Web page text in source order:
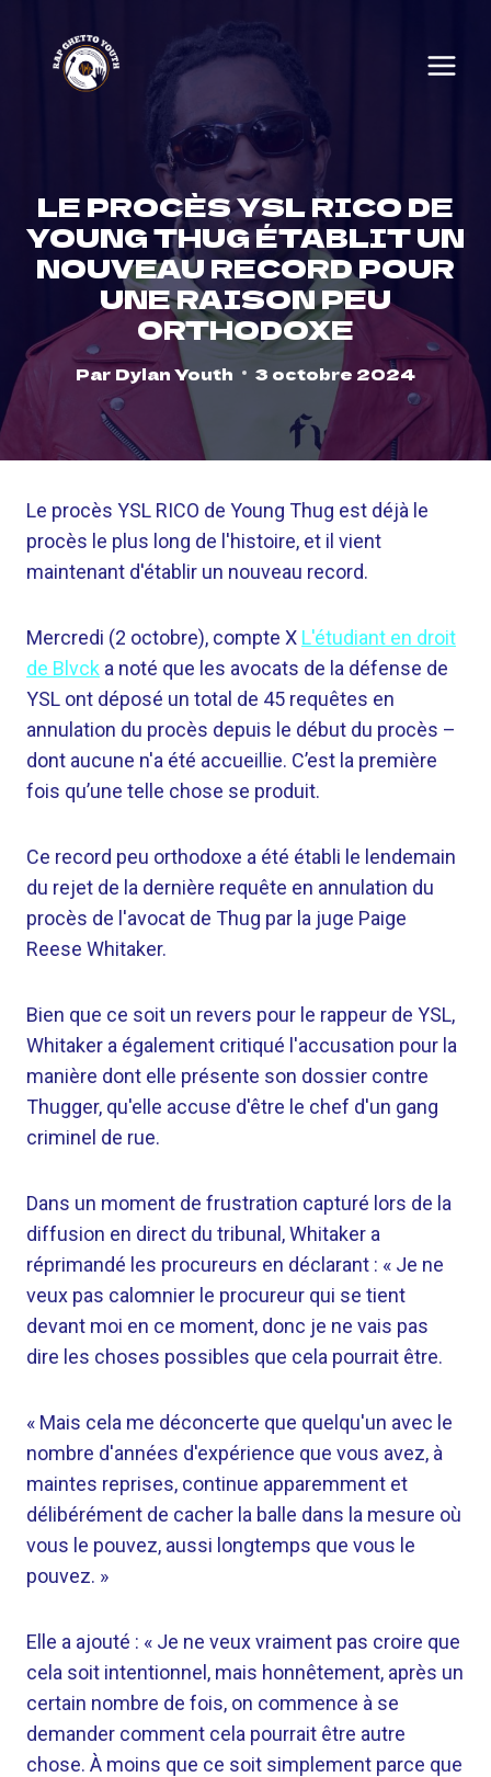
content
LE PROCÈS YSL RICO DE
YOUNG THUG ÉTABLIT UN
NOUVEAU RECORD POUR
UNE RAISON PEU
ORTHODOXE
Par Dylan Youth 3 octobre 2024
Le procès YSL RICO de Young Thug est déjà le
procès le plus long de l'histoire, et il vient
maintenant d'établir un nouveau record.
Mercredi (2 octobre), compte X L'étudiant en droit
de Blvck a noté que les avocats de la défense de
YSL ont déposé un total de 45 requêtes en
annulation du procès depuis le début du procès –
dont aucune n'a été accueillie. C’est la première
fois qu’une telle chose se produit.
Ce record peu orthodoxe a été établi le lendemain
du rejet de la dernière requête en annulation du
procès de l'avocat de Thug par la juge Paige
Reese Whitaker.
Bien que ce soit un revers pour le rappeur de YSL,
Whitaker a également critiqué l'accusation pour la
manière dont elle présente son dossier contre
Thugger, qu'elle accuse d'être le chef d'un gang
criminel de rue.
Dans un moment de frustration capturé lors de la
diffusion en direct du tribunal, Whitaker a
réprimandé les procureurs en déclarant : « Je ne
veux pas calomnier le procureur qui se tient
devant moi en ce moment, donc je ne vais pas
dire les choses possibles que cela pourrait être.
« Mais cela me déconcerte que quelqu'un avec le
nombre d'années d'expérience que vous avez, à
maintes reprises, continue apparemment et
délibérément de cacher la balle dans la mesure où
vous le pouvez, aussi longtemps que vous le
pouvez. »
Elle a ajouté : « Je ne veux vraiment pas croire que
cela soit intentionnel, mais honnêtement, après un
certain nombre de fois, on commence à se
demander comment cela pourrait être autre
chose. À moins que ce soit simplement parce que